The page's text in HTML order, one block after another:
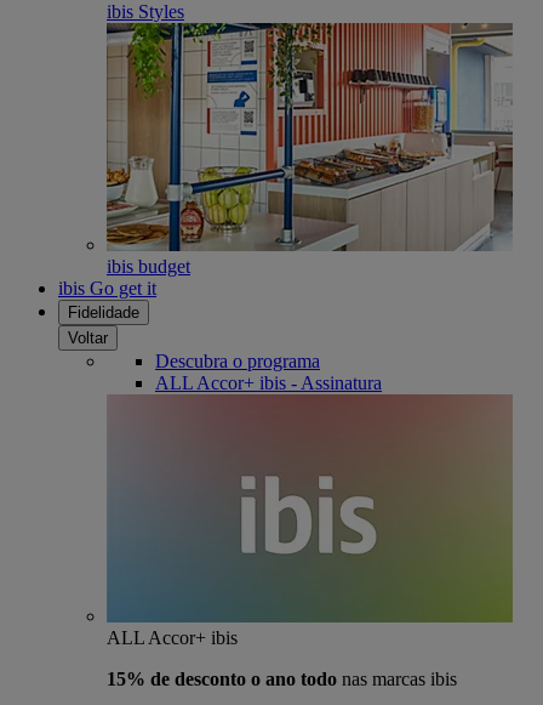
ibis Styles
ibis budget
ibis Go get it
Fidelidade
Voltar
Descubra o programa
ALL Accor+ ibis - Assinatura
ALL Accor+ ibis
15% de desconto o ano todo nas marcas ibis